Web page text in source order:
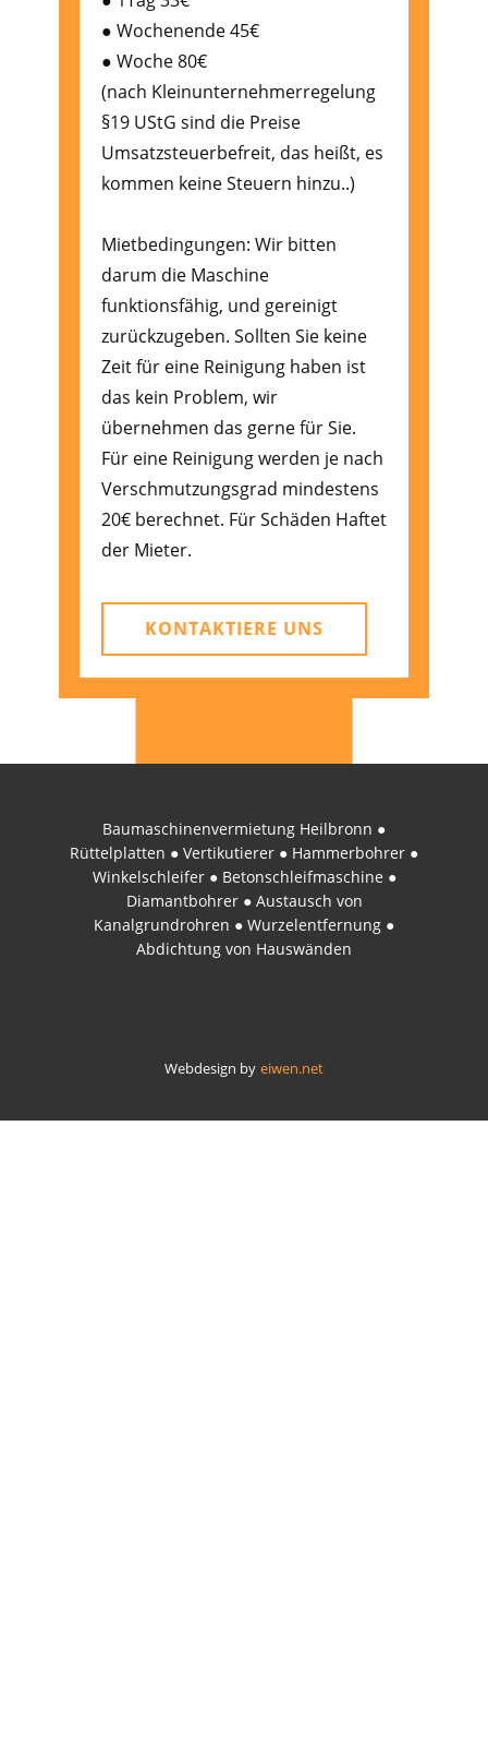
● Wochenende 45€
● Woche 80€
(nach Kleinunternehmerregelung
§19 UStG sind die Preise
Umsatzsteuerbefreit, das heißt, es
kommen keine Steuern hinzu..)
Mietbedingungen: Wir bitten
darum die Maschine
funktionsfähig, und gereinigt
zurückzugeben. Sollten Sie keine
Zeit für eine Reinigung haben ist
das kein Problem, wir
übernehmen das gerne für Sie.
Für eine Reinigung werden je nach
Verschmutzungsgrad mindestens
20€ berechnet. Für Schäden Haftet
der Mieter.
KONTAKTIERE UNS
Baumaschinenvermietung Heilbronn ●
Rüttelplatten ● Vertikutierer ● Hammerbohrer ●
Winkelschleifer ● Betonschleifmaschine ●
Diamantbohrer ● Austausch von
Kanalgrundrohren ● Wurzelentfernung ●
Abdichtung von Hauswänden
Webdesign by eiwen.net